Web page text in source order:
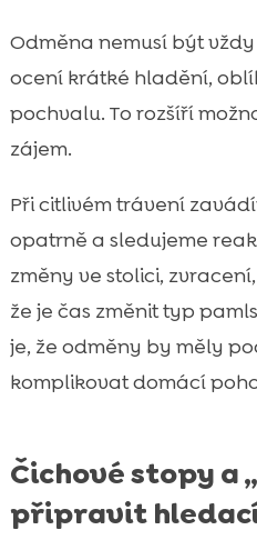
Odměna nemusí být
ocení krátké hladění,
pochvalu. To rozšíří
zájem.
Při citlivém trávení
opatrně a sledujeme
změny ve stolici,
že je čas změnit typ
je, že odměny by měly
komplikovat domácí
Čichové stopy a
připravit